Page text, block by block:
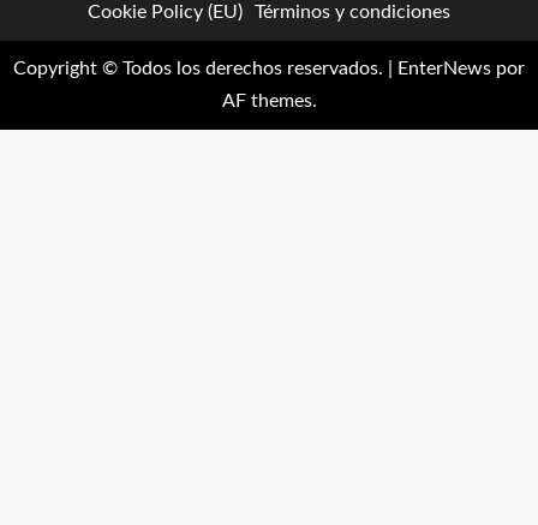
Cookie Policy (EU)
Términos y condiciones
Copyright © Todos los derechos reservados. EnterNews por
AF themes.